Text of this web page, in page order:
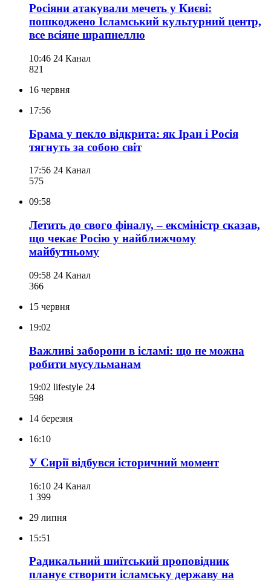
Росіяни атакували мечеть у Києві:
пошкоджено Ісламський культурний центр,
все всіяне шрапнеллю
10:46 24 Канал
821
16 червня
17:56
Брама у пекло відкрита: як Іран і Росія
тягнуть за собою світ
17:56 24 Канал
575
09:58
Летить до свого фіналу, – ексміністр сказав,
що чекає Росію у найближчому
майбутньому
09:58 24 Канал
366
15 червня
19:02
Важливі заборони в ісламі: що не можна
робити мусульманам
19:02 lifestyle 24
598
14 березня
16:10
У Сирії відбувся історичний момент
16:10 24 Канал
1 399
29 липня
15:51
Радикальний шиїтський проповідник
планує створити ісламську державу на